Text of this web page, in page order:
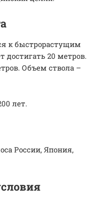
к быстрорастущим
достигать 20 метров.
Объем ствола –
лет.
России, Япония,